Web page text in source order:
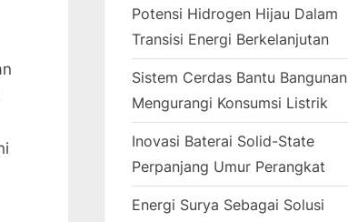
Potensi Hidrogen Hijau Dalam
Transisi Energi Berkelanjutan
Sistem Cerdas Bantu Bangunan
Mengurangi Konsumsi Listrik
Inovasi Baterai Solid-State
Perpanjang Umur Perangkat
Energi Surya Sebagai Solusi